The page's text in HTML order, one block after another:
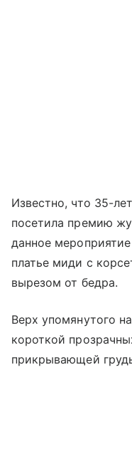
Известно, что 35-
посетила премию
данное
платье миди с
вырезом от бедра.
Верх упомянутого
короткой
прикрывающей